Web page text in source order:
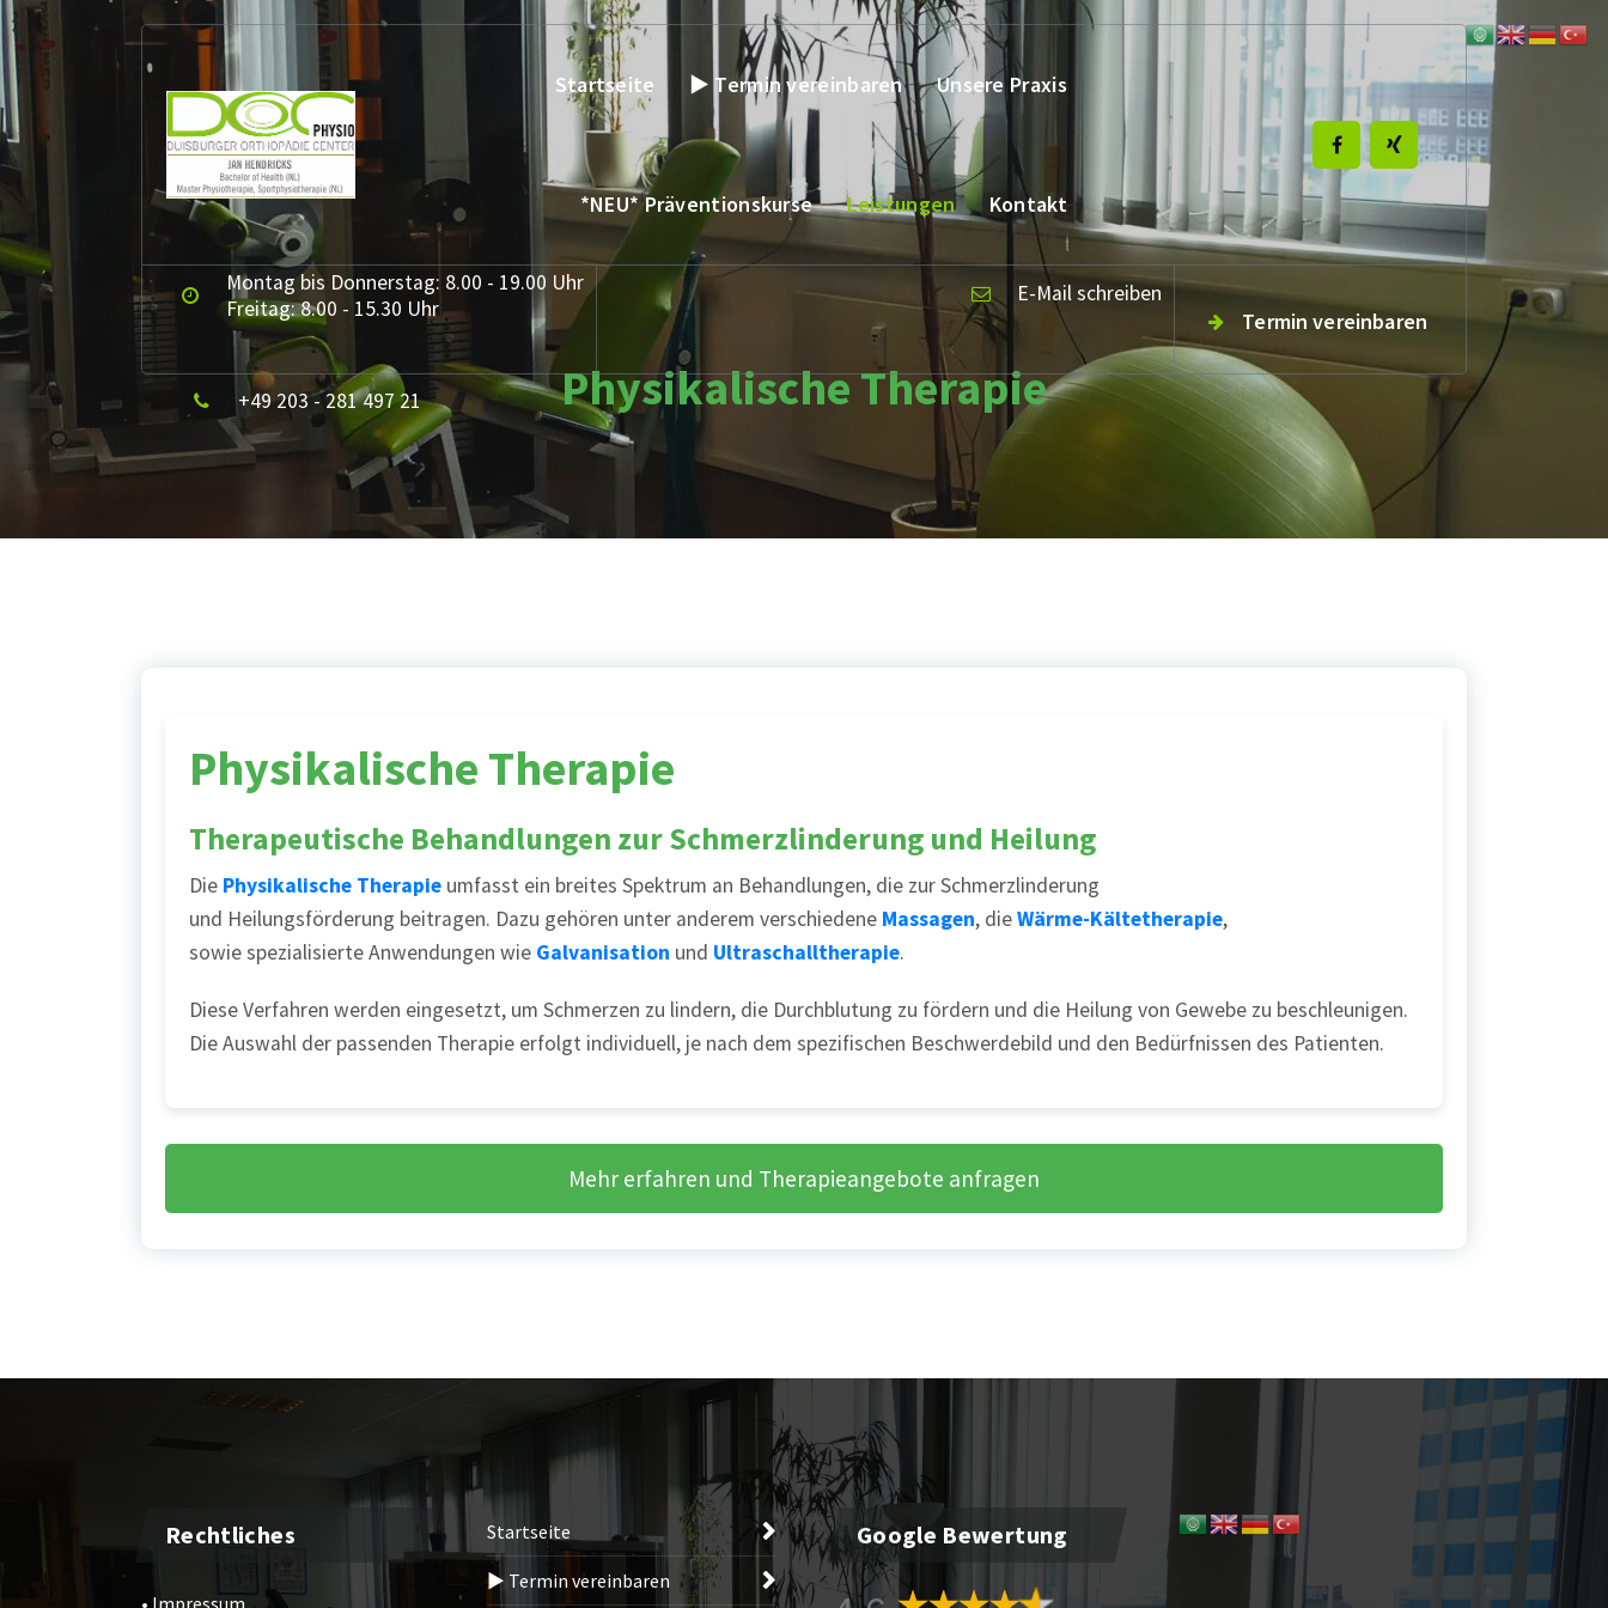
Skip
to
content
Duisburger Orthopädie Center
Startseite ► Termin vereinbaren Unsere Praxis
*NEU* Präventionskurse Leistungen Kontakt
Montag bis Donnerstag: 8.00 - 19.00 Uhr
Freitag: 8.00 - 15.30 Uhr
+49 203 - 281 497 21
E-Mail schreiben
Termin vereinbaren
Physikalische Therapie
Physikalische Therapie
Therapeutische Behandlungen zur Schmerzlinderung und Heilung
Die Physikalische Therapie umfasst ein breites Spektrum an Behandlungen, die zur Schmerzlinderung
und Heilungsförderung beitragen. Dazu gehören unter anderem verschiedene Massagen, dieWärme-Kältetherapie,
sowie spezialisierte Anwendungen wie Galvanisation und Ultraschalltherapie.
Diese Verfahren werden eingesetzt, um Schmerzen zu lindern, die Durchblutung zu fördern und die Heilung von Gewebe zu beschleunigen.
Die Auswahl der passenden Therapie erfolgt individuell, je nach dem spezifischen Beschwerdebild und den Bedürfnissen des Patienten.
Mehr erfahren und Therapieangebote anfragen
Rechtliches
• Impressum
Startseite
► Termin vereinbaren
Google Bewertung